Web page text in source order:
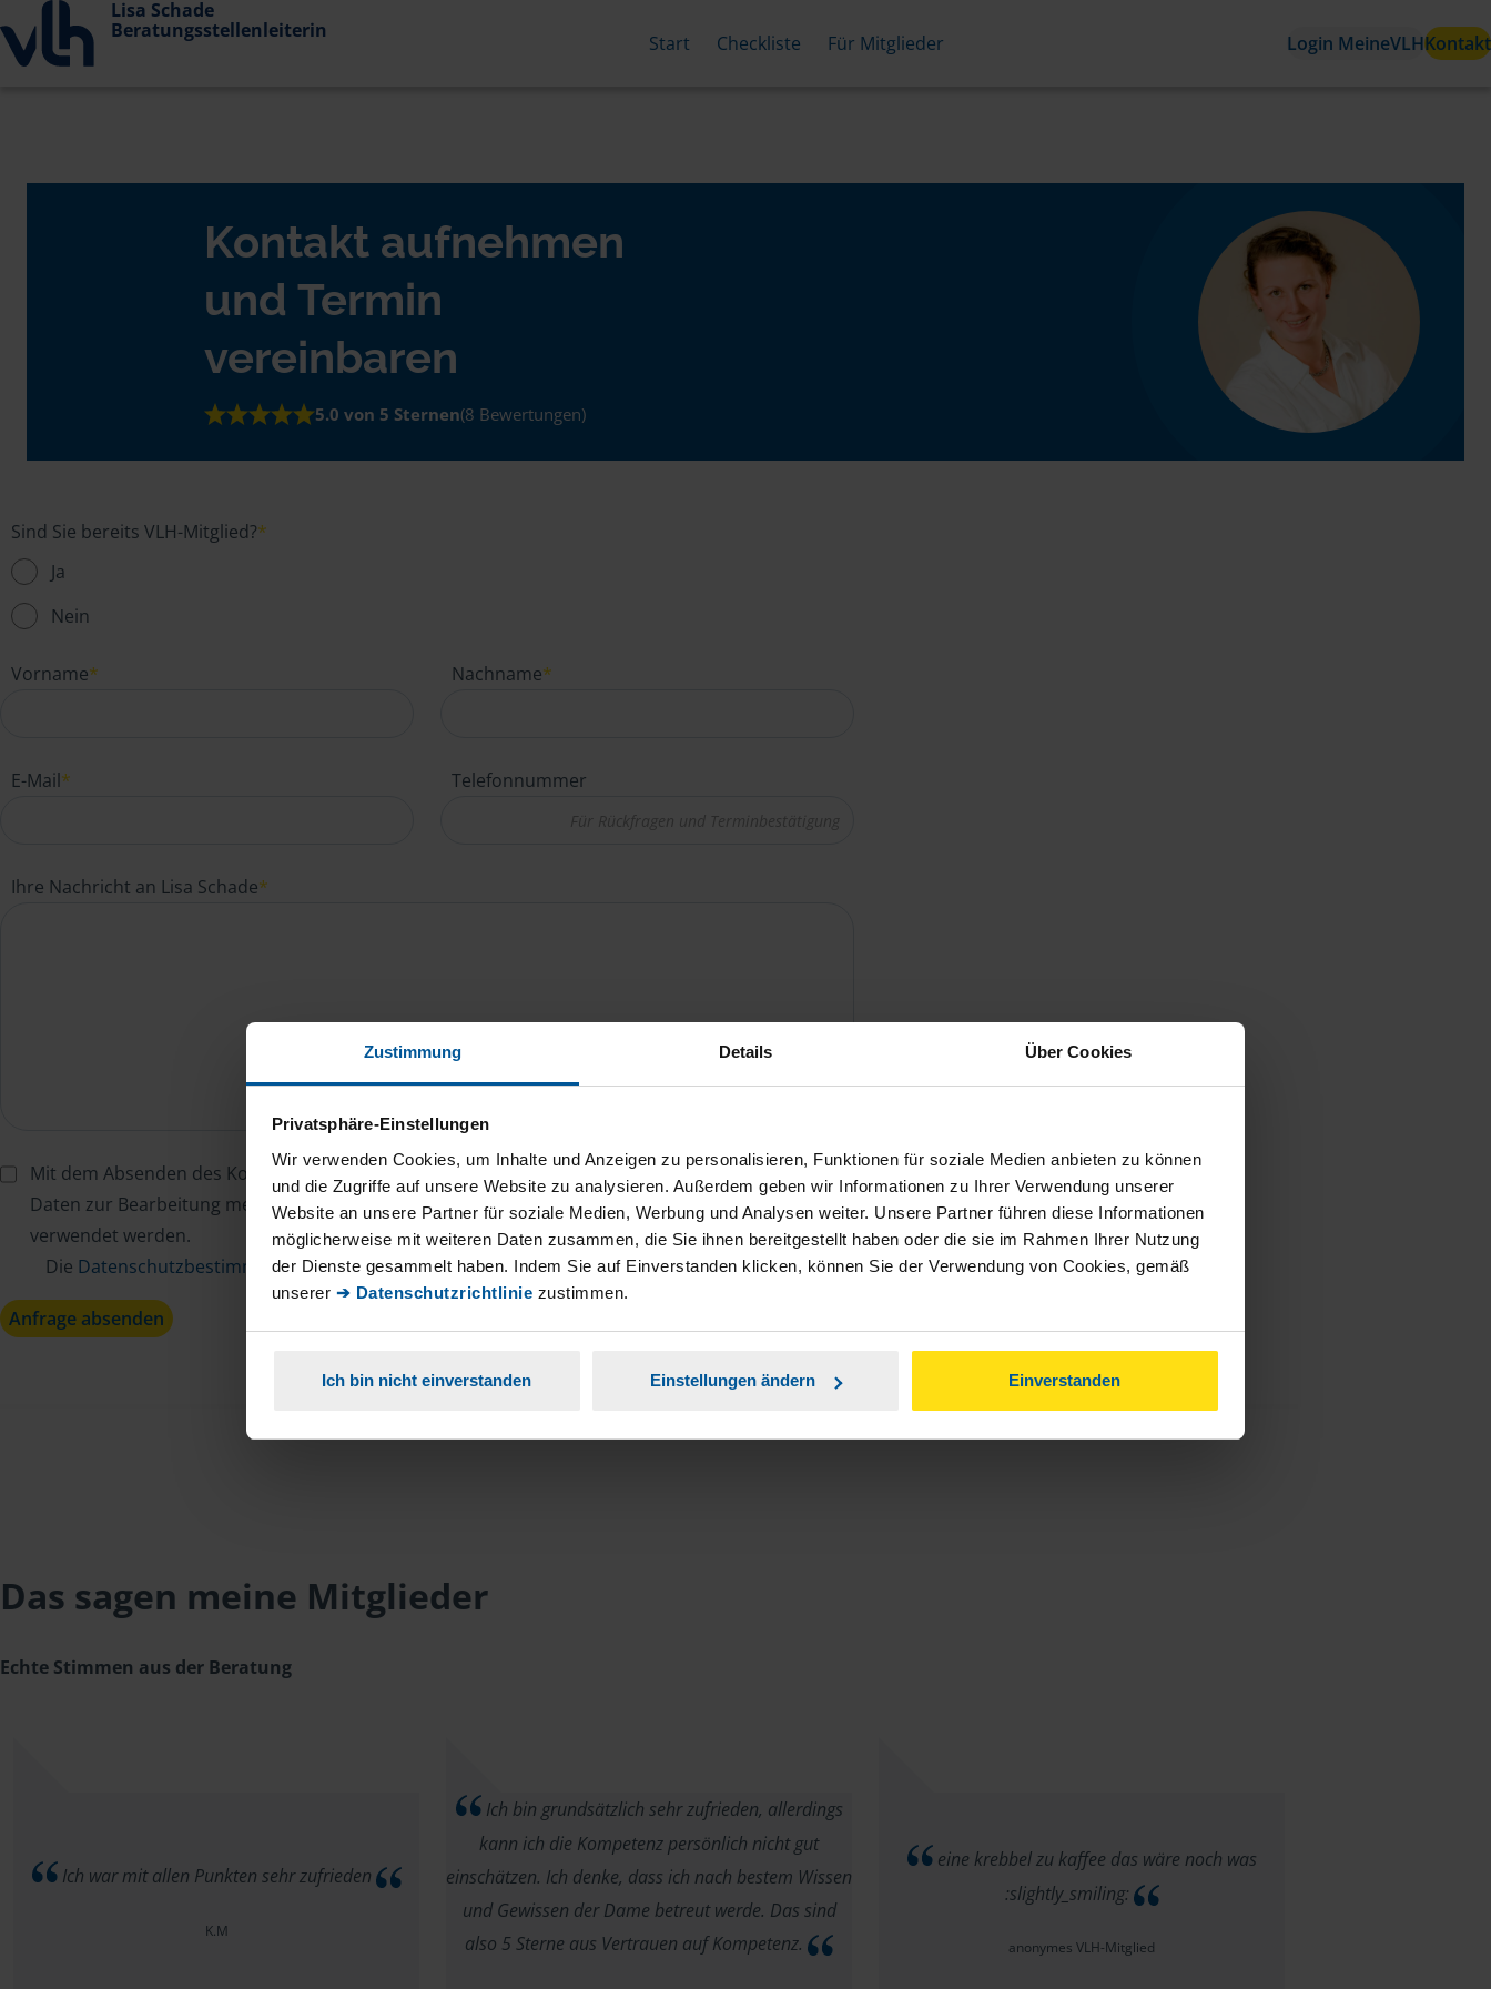
Zustimmung Details Über Cookies
Privatsphäre-Einstellungen
Wir verwenden Cookies, um Inhalte und Anzeigen zu personalisieren, Funktionen für soziale Medien anbieten zu können
und die Zugriffe auf unsere Website zu analysieren. Außerdem geben wir Informationen zu Ihrer Verwendung unserer
Website an unsere Partner für soziale Medien, Werbung und Analysen weiter. Unsere Partner führen diese Informationen
möglicherweise mit weiteren Daten zusammen, die Sie ihnen bereitgestellt haben oder die sie im Rahmen Ihrer Nutzung
der Dienste gesammelt haben. Indem Sie auf Einverstanden klicken, können Sie der Verwendung von Cookies, gemäß
unserer ➔ Datenschutzrichtlinie zustimmen.
Ich bin nicht einverstanden Einstellungen ändern Einverstanden
Lisa Schade
Beratungsstellenleiterin
Start Checkliste Für Mitglieder Login MeineVLHKontakt
Kontakt aufnehmen
und Termin
vereinbaren
5.0 von 5 Sternen(8 Bewertungen)
Sind Sie bereits VLH-Mitglied?*
Ja
Nein
Vorname* Nachname*
E-Mail* Telefonnummer
Ihre Nachricht an Lisa Schade*
Mit dem Absenden des Kontaktformulars erkläre ich mich damit einverstanden, dass meine
Daten zur Bearbeitung meines Anliegens sowie zur internen Analyse der Zugriffsquelle
verwendet werden.
Die Datenschutzbestimmungenhabe ich zur Kenntnis genommen.*
Anfrage absenden
Das sagen meine Mitglieder
Echte Stimmen aus der Beratung
Ich war mit allen Punkten sehr zufrieden
K.M
Ich bin grundsätzlich sehr zufrieden, allerdings
kann ich die Kompetenz persönlich nicht gut
einschätzen. Ich denke, dass ich nach bestem Wissen
und Gewissen der Dame betreut werde. Das sind
also 5 Sterne aus Vertrauen auf Kompetenz.
eine krebbel zu kaffee das wäre noch was
:slightly_smiling:
anonymes VLH-Mitglied